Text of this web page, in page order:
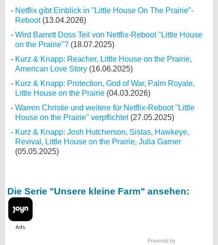
Netflix gibt Einblick in "Little House On The Prairie"-
Reboot(13.04.2026)
Wird Barrett Doss Teil von Netflix-Reboot "Little House
on the Prairie"? (18.07.2025)
Kurz & Knapp: Reacher, Little House on the Prairie,
American Love Story (16.06.2025)
Kurz & Knapp: Protection, God of War, Palm Royale,
Little House on the Prairie (04.03.2026)
Warren Christie und weitere für Netflix-Reboot "Little
House on the Prairie" verpflichtet(27.05.2025)
Kurz & Knapp: Josh Hutcherson, Sistas, Hawkeye,
Revival, Little House on the Prairie, Julia Garner
(05.05.2025)
Die Serie "Unsere kleine Farm" ansehen:
Powered by